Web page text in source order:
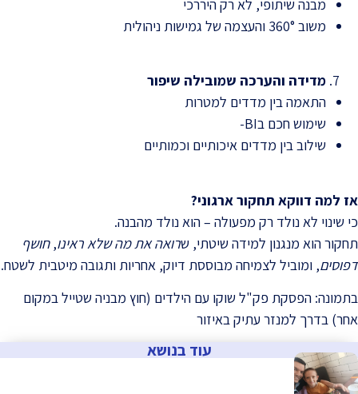
מבנה שיתופי, לא רק היררכי
משוב 360° והעצמה של גמישות ניהולית
מדידה והערכה שמובילה שיפור
התאמה בין מדדים למטרות
שימוש חכם בBI-
שילוב בין מדדים איכותיים וכמותיים
אז למה דווקא תחקור ארגוני?
כי שינוי לא נולד רק מפעולה – הוא נולד מהבנה.
תחקור הוא מנגנון למידה שיטתי, שרואה את מה שלא ראינו,חושף
דפוסים, ומוביל לצמיחה מבוססת דיוק, אחריות ותגובה מיטבית לשטח.
בתמונה: הפסקת פק"ל שוקו עם הילדים (חוץ מבניה שטייל במקום
אחר) בדרך למנזר עתיק באיזור
עוד בנושא